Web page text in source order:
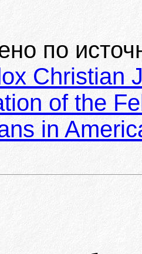
по
Christian
of the
in